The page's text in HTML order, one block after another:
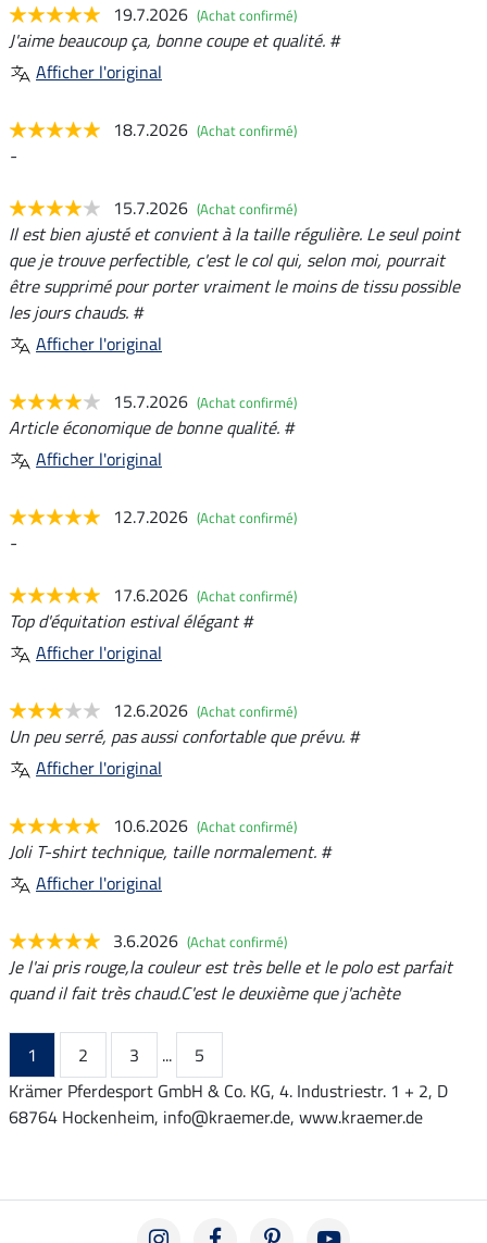
19.7.2026 (Achat confirmé)
J'aime beaucoup ça, bonne coupe et qualité. #
Afficher l'original
18.7.2026 (Achat confirmé)
-
15.7.2026 (Achat confirmé)
Il est bien ajusté et convient à la taille régulière. Le seul point
que je trouve perfectible, c'est le col qui, selon moi, pourrait
être supprimé pour porter vraiment le moins de tissu possible
les jours chauds. #
Afficher l'original
15.7.2026 (Achat confirmé)
Article économique de bonne qualité. #
Afficher l'original
12.7.2026 (Achat confirmé)
-
17.6.2026 (Achat confirmé)
Top d'équitation estival élégant #
Afficher l'original
12.6.2026 (Achat confirmé)
Un peu serré, pas aussi confortable que prévu. #
Afficher l'original
10.6.2026 (Achat confirmé)
Joli T-shirt technique, taille normalement. #
Afficher l'original
3.6.2026 (Achat confirmé)
Je l'ai pris rouge,la couleur est très belle et le polo est parfait
quand il fait très chaud.C'est le deuxième que j'achète
1 2 3 ...
5
Krämer Pferdesport GmbH & Co. KG, 4. Industriestr. 1 + 2, D
68764 Hockenheim, info@kraemer.de, www.kraemer.de